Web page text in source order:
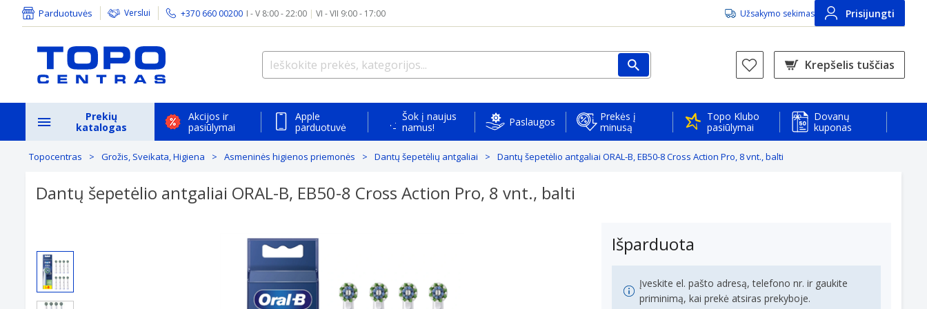
Parduotuvės Verslui +370 660 00200 I - V 8:00 - 22:00 | VI - VII 9:00 - 17:00 Užsakymo sekimas Prisijungti
Krepšelis tuščias
Prekių
katalogas
Akcijos ir
pasiūlymai
Apple
parduotuvė
Šok į naujus
namus!
Paslaugos
Prekės į
minusą
Topo Klubo
pasiūlymai
Dovanų
kuponas
Topocentras Grožis, Sveikata, Higiena Asmeninės higienos priemonės Dantų šepetėlių antgaliai Dantų šepetėlio antgaliai ORAL-B, EB50-8 Cross Action Pro, 8 vnt., balti
Dantų šepetėlio antgaliai ORAL-B, EB50-8 Cross Action Pro, 8 vnt., balti
Išparduota
Įveskite el. pašto adresą, telefono nr. ir gaukite
priminimą, kai prekė atsiras prekyboje.